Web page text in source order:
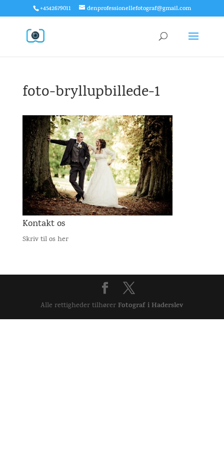
+4542679011 denprofessionellefotograf@gmail.com
foto-bryllupbillede-1
Kontakt os
Skriv til os her
Alle rettigheder tilhører Fotograf i Haderslev